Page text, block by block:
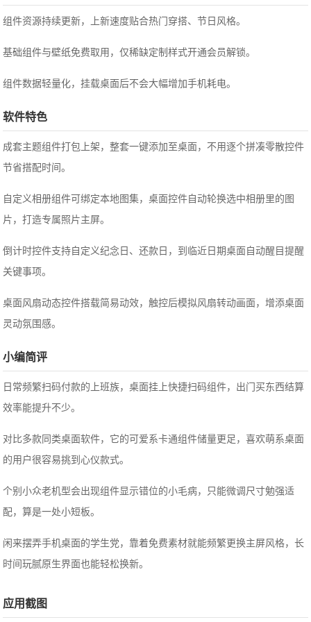
组件资源持续更新，上新速度贴合热门穿搭、节日风格。
基础组件与壁纸免费取用，仅稀缺定制样式开通会员解锁。
组件数据轻量化，挂载桌面后不会大幅增加手机耗电。
软件特色
成套主题组件打包上架，整套一键添加至桌面，不用逐个拼凑零散控件
节省搭配时间。
自定义相册组件可绑定本地图集，桌面控件自动轮换选中相册里的图
片，打造专属照片主屏。
倒计时控件支持自定义纪念日、还款日，到临近日期桌面自动醒目提醒
关键事项。
桌面风扇动态控件搭载简易动效，触控后模拟风扇转动画面，增添桌面
灵动氛围感。
小编简评
日常频繁扫码付款的上班族，桌面挂上快捷扫码组件，出门买东西结算
效率能提升不少。
对比多款同类桌面软件，它的可爱系卡通组件储量更足，喜欢萌系桌面
的用户很容易挑到心仪款式。
个别小众老机型会出现组件显示错位的小毛病，只能微调尺寸勉强适
配，算是一处小短板。
闲来摆弄手机桌面的学生党，靠着免费素材就能频繁更换主屏风格，长
时间玩腻原生界面也能轻松换新。
应用截图